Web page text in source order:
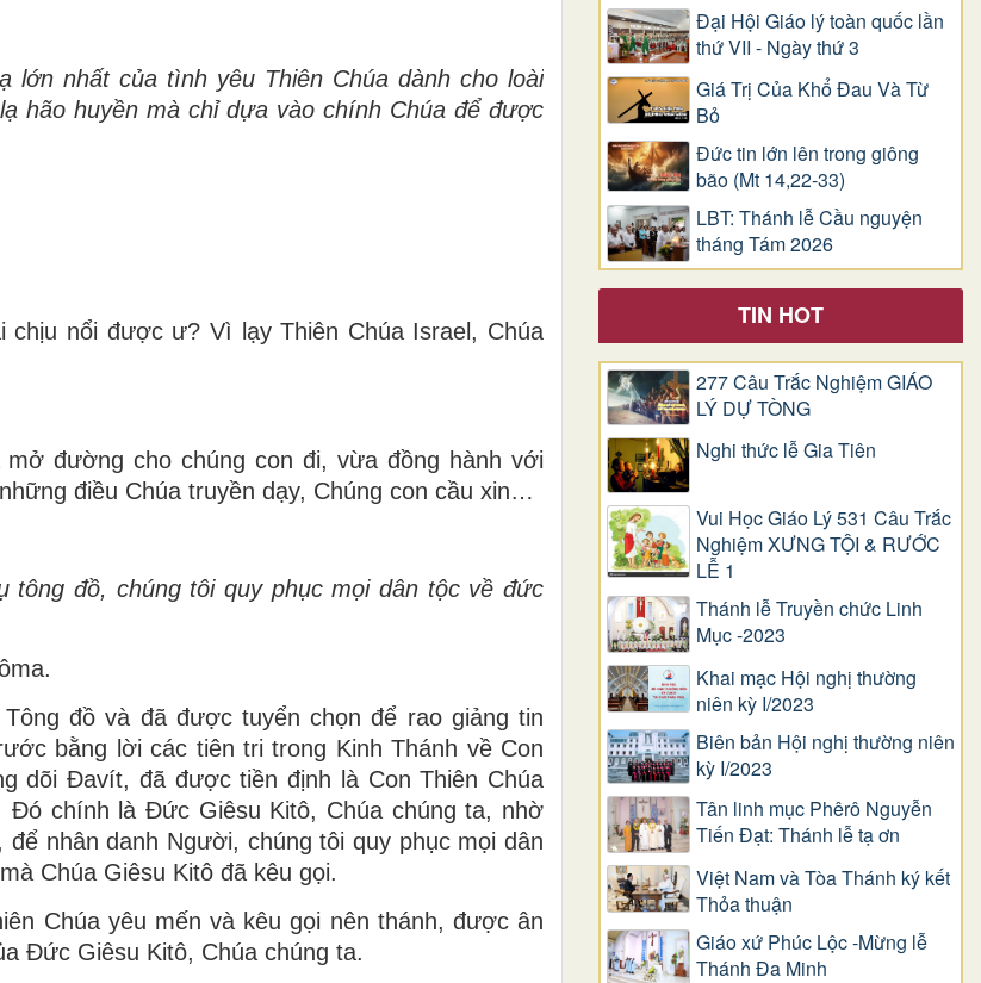
lớn nhất của tình yêu Thiên Chúa dành cho loài
hão huyền mà chỉ dựa vào chính Chúa để được
nổi được ư? Vì lạy Thiên Chúa Israel, Chúa
đường cho chúng con đi, vừa đồng hành với
điều Chúa truyền dạy, Chúng con cầu xin…
tông đồ, chúng tôi quy phục mọi dân tộc về đức
đồ và đã được tuyển chọn để rao giảng tin
bằng lời các tiên tri trong Kinh Thánh về Con
dõi Ðavít, đã được tiền định là Con Thiên Chúa
Ðó chính là Ðức Giêsu Kitô, Chúa chúng ta, nhờ
nhân danh Người, chúng tôi quy phục mọi dân
Chúa Giêsu Kitô đã kêu gọi.
Chúa yêu mến và kêu gọi nên thánh, được ân
Ðức Giêsu Kitô, Chúa chúng ta.
Đại Hội Giáo lý toàn quốc lần
thứ VII - Ngày thứ 3
Giá Trị Của Khổ Ðau Và Từ
Bỏ
Đức tin lớn lên trong giông
bão (Mt 14,22-33)
LBT: Thánh lễ Cầu nguyện
tháng Tám 2026
TIN HOT
277 Câu Trắc Nghiệm GIÁO
LÝ DỰ TÒNG
Nghi thức lễ Gia Tiên
Vui Học Giáo Lý 531 Câu Trắc
Nghiệm XƯNG TỘI & RƯỚC
LỄ 1
Thánh lễ Truyền chức Linh
Mục -2023
Khai mạc Hội nghị thường
niên kỳ I/2023
Biên bản Hội nghị thường niên
kỳ I/2023
Tân linh mục Phêrô Nguyễn
Tiến Đạt: Thánh lễ tạ ơn
Việt Nam và Tòa Thánh ký kết
Thỏa thuận
Giáo xứ Phúc Lộc -Mừng lễ
Thánh Đa Minh